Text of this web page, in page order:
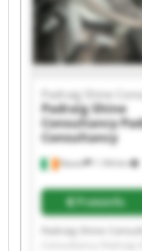
Navan 1.194 km
Padraig Shine
Padraig Shine
Consultancy
Consultancy
Preisinfo
Padraig Shine